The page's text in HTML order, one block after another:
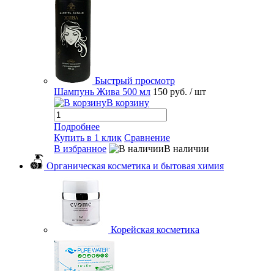
Быстрый просмотр
Шампунь Жива 500 мл 150 руб. / шт
В корзину
Подробнее
Купить в 1 клик Сравнение
В избранное
В наличии
Органическая косметика и бытовая химия
Корейская косметика